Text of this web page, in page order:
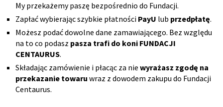
My przekażemy paszę bezpośrednio do Fundacji.
Zapłać wybierając szybkie płatności PayU lub przedpłatę.
Możesz podać dowolne dane zamawiającego. Bez względu
na to co podasz pasza trafi do koni FUNDACJI
CENTAURUS.
Składając zamówienie i płacąc za nie wyrażasz zgodę na
przekazanie towaru wraz z dowodem zakupu do Fundacji
Centaurus.